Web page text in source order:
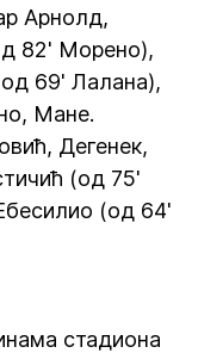
Арнолд,
82' Морено),
69' Лалана),
Мане.
Дегенек,
(од 75'
(од 64'
стадиона